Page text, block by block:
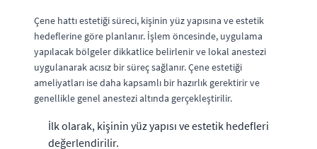
Çene hattı estetiği süreci, kişinin yüz yapısına ve estetik
hedeflerine göre planlanır. İşlem öncesinde, uygulama
yapılacak bölgeler dikkatlice belirlenir ve lokal anestezi
uygulanarak acısız bir süreç sağlanır. Çene estetiği
ameliyatları ise daha kapsamlı bir hazırlık gerektirir ve
genellikle genel anestezi altında gerçekleştirilir.
İlk olarak, kişinin yüz yapısı ve estetik hedefleri
değerlendirilir.